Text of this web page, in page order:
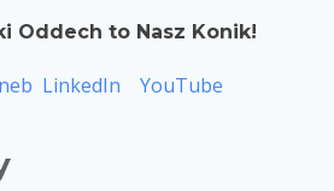
Oddech to Nasz Konik!
LinkedIn YouTube